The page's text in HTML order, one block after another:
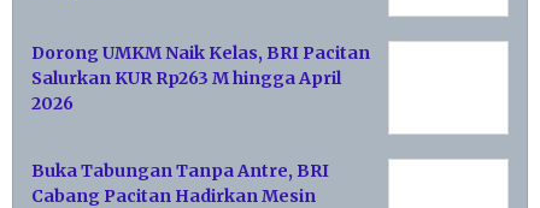
Dorong UMKM Naik Kelas, BRI Pacitan
Salurkan KUR Rp263 M hingga April
2026
Buka Tabungan Tanpa Antre, BRI
Cabang Pacitan Hadirkan Mesin